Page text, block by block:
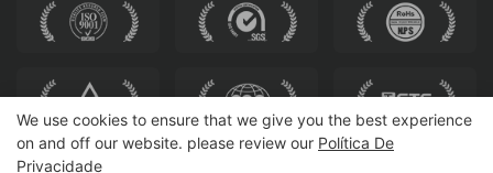
We use cookies to ensure that we give you the best experience
on and off our website. please review our Política De
Privacidade